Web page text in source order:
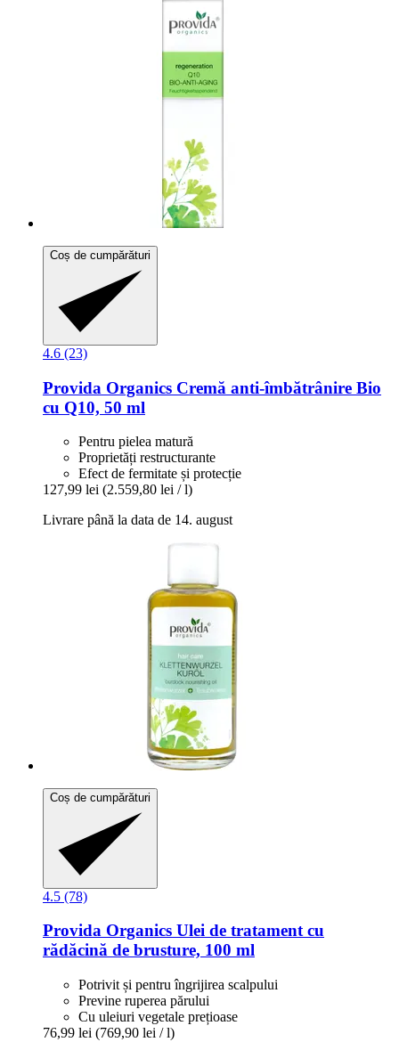
Coș de cumpărături
4.6 (23)
Provida Organics Cremă anti-​îmbătrânire Bio
cu Q10, 50 ml
Pentru pielea matură
Proprietăți restructurante
Efect de fermitate și protecție
127,99 lei (2.559,80 lei / l)
Livrare până la data de 14. august
Coș de cumpărături
4.5 (78)
Provida Organics Ulei de tratament cu
rădăcină de brusture, 100 ml
Potrivit și pentru îngrijirea scalpului
Previne ruperea părului
Cu uleiuri vegetale prețioase
76,99 lei (769,90 lei / l)